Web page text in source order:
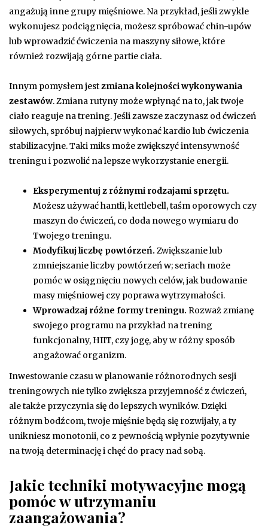
angażują inne grupy mięśniowe. Na przykład, jeśli zwykle
wykonujesz podciągnięcia, możesz spróbować chin-upów
lub wprowadzić ćwiczenia na maszyny siłowe, które
również rozwijają górne partie ciała.
Innym pomysłem jestzmiana kolejności wykonywania
zestawów. Zmiana rutyny może wpłynąć na to, jak twoje
ciało reaguje na trening. Jeśli zawsze zaczynasz od ćwiczeń
siłowych, spróbuj najpierw wykonać kardio lub ćwiczenia
stabilizacyjne. Taki miks może zwiększyć intensywność
treningu i pozwolić na lepsze wykorzystanie energii.
Eksperymentuj z różnymi rodzajami sprzętu.
Możesz używać hantli, kettlebell, taśm oporowych czy
maszyn do ćwiczeń, co doda nowego wymiaru do
Twojego treningu.
Modyfikuj liczbę powtórzeń. Zwiększanie lub
zmniejszanie liczby powtórzeń w; seriach może
pomóc w osiągnięciu nowych celów, jak budowanie
masy mięśniowej czy poprawa wytrzymałości.
Wprowadzaj różne formy treningu. Rozważ zmianę
swojego programu na przykład na trening
funkcjonalny, HIIT, czy jogę, aby w różny sposób
angażować organizm.
Inwestowanie czasu w planowanie różnorodnych sesji
treningowych nie tylko zwiększa przyjemność z ćwiczeń,
ale także przyczynia się do lepszych wyników. Dzięki
różnym bodźcom, twoje mięśnie będą się rozwijały, a ty
unikniesz monotonii, co z pewnością wpłynie pozytywnie
na twoją determinację i chęć do pracy nad sobą.
Jakie techniki motywacyjne mogą
pomóc w utrzymaniu
zaangażowania?